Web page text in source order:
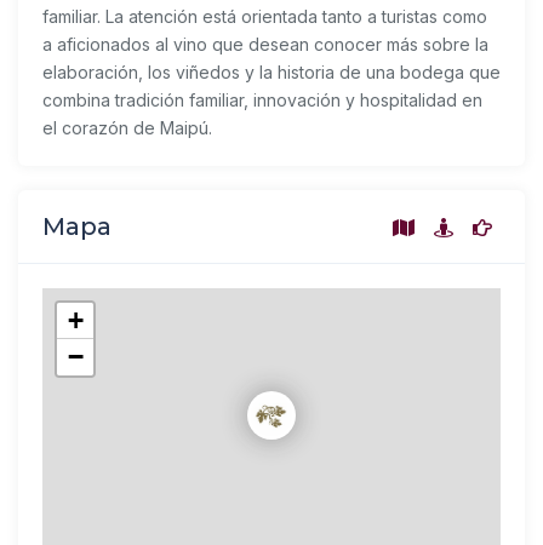
familiar. La atención está orientada tanto a turistas como
a aficionados al vino que desean conocer más sobre la
elaboración, los viñedos y la historia de una bodega que
combina tradición familiar, innovación y hospitalidad en
el corazón de Maipú.
Mapa
+
−